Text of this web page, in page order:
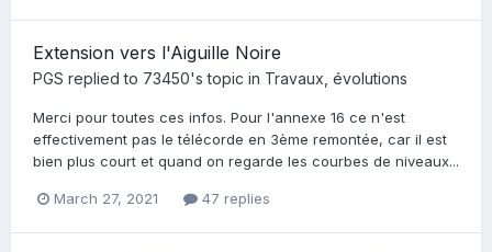
Extension vers l'Aiguille Noire
PGS replied to 73450's topic in Travaux, évolutions
Merci pour toutes ces infos. Pour l'annexe 16 ce n'est
effectivement pas le télécorde en 3ème remontée, car il est
bien plus court et quand on regarde les courbes de niveaux...
March 27, 2021 47 replies